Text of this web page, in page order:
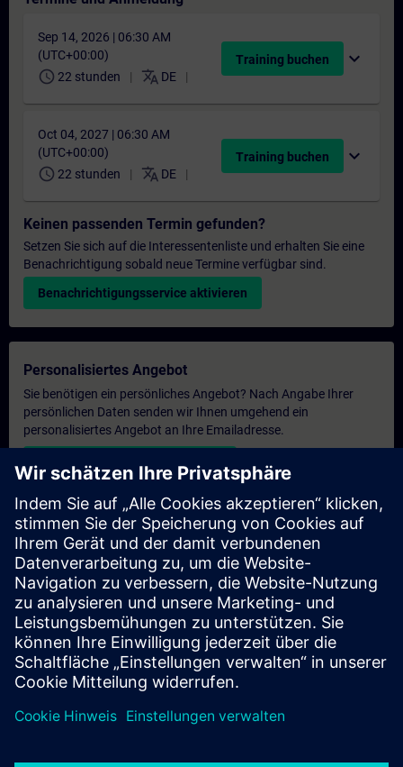
Sep 14, 2026 | 06:30 AM
(UTC+00:00)
schedule 22 stunden translate DE
Training buchen expand_more
Oct 04, 2027 | 06:30 AM
(UTC+00:00)
schedule 22 stunden translate DE
Training buchen expand_more
Keinen passenden Termin gefunden?
Setzen Sie sich auf die Interessentenliste und erhalten Sie eine
Benachrichtigung sobald neue Termine verfügbar sind.
Benachrichtigungsservice aktivieren
Personalisiertes Angebot
Sie benötigen ein persönliches Angebot? Nach Angabe Ihrer
persönlichen Daten senden wir Ihnen umgehend ein
personalisiertes Angebot an Ihre Emailadresse.
Persönliches Angebot zusenden
Anfrage Exklusivtraining
Haben Sie Bedarf an einem höheren Schulungsangebot und
brauchen ein exklusives Training – entweder vor Ort bei Ihnen,
virtuell oder in einem SITRAIN Trainingscenter? Nachdem Sie
uns Ihre persönlichen Daten und Ihren Trainingsbedarf
übermittelt haben, bekommen Sie von uns ein Angebot für eine
exklusive Schulung.
Exklusives Angebot anfragen